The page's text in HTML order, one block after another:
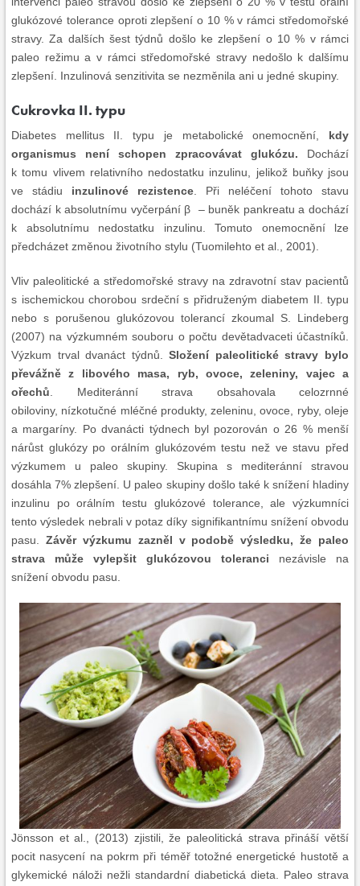
glukózové tolerance oproti zlepšení o 10 % v rámci středomořské
stravy. Za dalších šest týdnů došlo ke zlepšení o 10 % v rámci
paleo režimu a v rámci středomořské stravy nedošlo k dalšímu
zlepšení. Inzulinová senzitivita se nezměnila ani u jedné skupiny.
Cukrovka II. typu
Diabetes mellitus II. typu je metabolické onemocnění,
kdy
organismus není schopen zpracovávat glukózu. Dochází
k tomu vlivem relativního nedostatku inzulinu, jelikož buňky jsou
ve stádiu inzulinové rezistence . Při neléčení tohoto stavu
dochází k absolutnímu vyčerpání β – buněk pankreatu a dochází
k absolutnímu nedostatku inzulinu. Tomuto onemocnění lze
předcházet změnou životního stylu (Tuomilehto et al., 2001).
Vliv paleolitické a středomořské stravy na zdravotní stav pacientů
s ischemickou chorobou srdeční s přidruženým diabetem II. typu
nebo s porušenou glukózovou tolerancí zkoumal S. Lindeberg
(2007) na výzkumném souboru o počtu devětadvaceti účastníků.
Výzkum trval dvanáct týdnů.Složení paleolitické stravy bylo
převážně z libového masa, ryb, ovoce, zeleniny, vajec a
ořechů . Mediteránní strava obsahovala celozrnné
obiloviny, nízkotučné mléčné produkty, zeleninu, ovoce, ryby, oleje
a margaríny. Po dvanácti týdnech byl pozorován o 26 % menší
nárůst glukózy po orálním glukózovém testu než ve stavu před
výzkumem u paleo skupiny. Skupina s mediteránní stravou
dosáhla 7% zlepšení. U paleo skupiny došlo také k snížení hladiny
inzulinu po orálním testu glukózové tolerance, ale výzkumníci
tento výsledek nebrali v potaz díky signifikantnímu snížení obvodu
pasu. Závěr výzkumu zazněl v podobě výsledku, že paleo
strava může vylepšit glukózovou toleranci nezávisle na
snížení obvodu pasu.
Jönsson et al., (2013) zjistili, že paleolitická strava přináší větší
pocit nasycení na pokrm při téměř totožné energetické hustotě a
glykemické náloži nežli standardní diabetická dieta. Paleo strava